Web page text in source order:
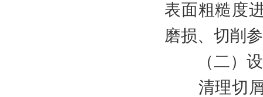
表面粗糙度
磨损、切削
（二）设
清理切屑